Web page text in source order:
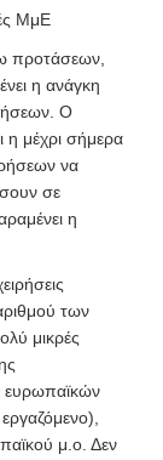
ΜμΕ
προτάσεων,
η ανάγκη
Ο
η μέχρι σήμερα
να
σε
η
των
μικρές
ευρωπαϊκών
μ.ο. Δεν